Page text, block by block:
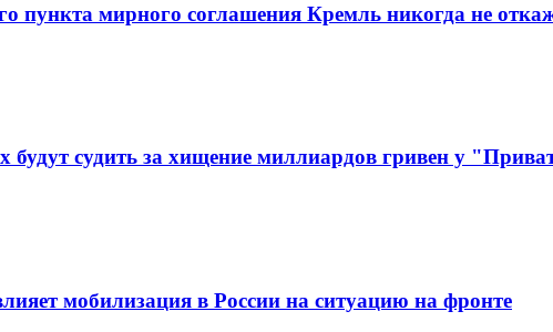
пункта мирного соглашения Кремль никогда не
будут судить за хищение миллиардов гривен у
мобилизация в России на ситуацию на фронте